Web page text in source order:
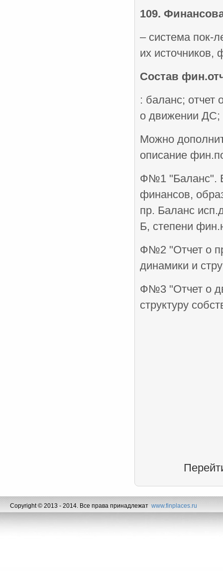
109.
– система пок-
их источников,
Состав
: баланс; отчет
о движении ДС;
Можно
описание
Ф№1 "Баланс". В
финансов,
пр. Баланс
Б, степени
Ф№2 "Отчет о
динамики и
Ф№3 "Отчет о
структуру
Copyright © 2013 - 2014. Все права принадлежат www.finplaces.ru